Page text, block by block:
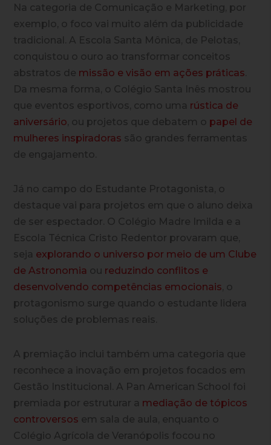
Na categoria de Comunicação e Marketing, por
exemplo, o foco vai muito além da publicidade
tradicional. A Escola Santa Mônica, de Pelotas,
conquistou o ouro ao transformar conceitos
abstratos de missão e visão em ações práticas
Da mesma forma, o Colégio Santa Inês mostrou
que eventos esportivos, como uma rústica de
aniversário , ou projetos que debatem o papel de
mulheres inspiradoras são grandes ferramentas
de engajamento.
Já no campo do Estudante Protagonista, o
destaque vai para projetos em que o aluno deixa
de ser espectador. O Colégio Madre Imilda e a
Escola Técnica Cristo Redentor provaram que,
seja explorando o universo por meio de um Clube
de Astronomia ou reduzindo conflitos e
desenvolvendo competências emocionais , o
protagonismo surge quando o estudante lidera
soluções de problemas reais.
A premiação inclui também uma categoria que
reconhece a inovação em projetos focados em
Gestão Institucional. A Pan American School foi
premiada por estruturar a mediação de tópicos
controversos em sala de aula, enquanto o
Colégio Agrícola de Veranópolis focou no